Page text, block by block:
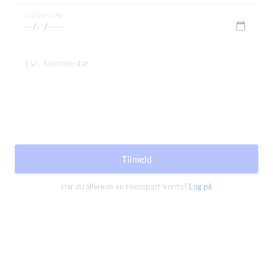
Evt. kommentar
Tilmeld
Har du allerede en Holdsport-konto? Log på